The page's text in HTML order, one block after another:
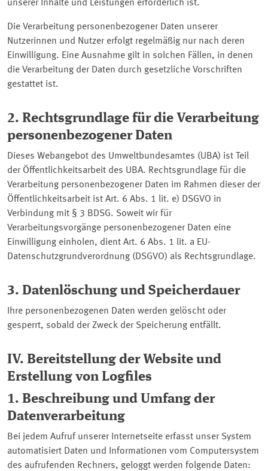
unserer Inhalte und Leistungen erforderlich ist.
Die Verarbeitung personenbezogener Daten unserer
Nutzerinnen und Nutzer erfolgt regelmäßig nur nach deren
Einwilligung. Eine Ausnahme gilt in solchen Fällen, in denen
die Verarbeitung der Daten durch gesetzliche Vorschriften
gestattet ist.
2. Rechtsgrundlage für die Verarbeitung
personenbezogener Daten
Dieses Webangebot des Umweltbundesamtes (UBA) ist Teil
der Öffentlichkeitsarbeit des UBA. Rechtsgrundlage für die
Verarbeitung personenbezogener Daten im Rahmen dieser der
Öffentlichkeitsarbeit ist Art. 6 Abs. 1 lit. e) DSGVO in
Verbindung mit § 3 BDSG. Soweit wir für
Verarbeitungsvorgänge personenbezogener Daten eine
Einwilligung einholen, dient Art. 6 Abs. 1 lit. a EU-
Datenschutzgrundverordnung (DSGVO) als Rechtsgrundlage.
3. Datenlöschung und Speicherdauer
Ihre personenbezogenen Daten werden gelöscht oder
gesperrt, sobald der Zweck der Speicherung entfällt.
IV. Bereitstellung der Website und
Erstellung von Logfiles
1. Beschreibung und Umfang der
Datenverarbeitung
Bei jedem Aufruf unserer Internetseite erfasst unser System
automatisiert Daten und Informationen vom Computersystem
des aufrufenden Rechners, geloggt werden folgende Daten: